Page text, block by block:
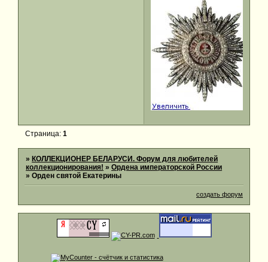
Страница:1
»КОЛЛЕКЦИОНЕР БЕЛАРУСИ. Форум для любителей
коллекционирования! »Ордена императорской России
»Орден святой Екатерины
создать форум